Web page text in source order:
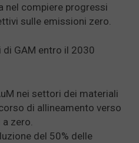
nel compiere progressi
sulle emissioni zero.
GAM entro il 2030
nei settori dei materiali
di allineamento verso
zero.
del 50% delle